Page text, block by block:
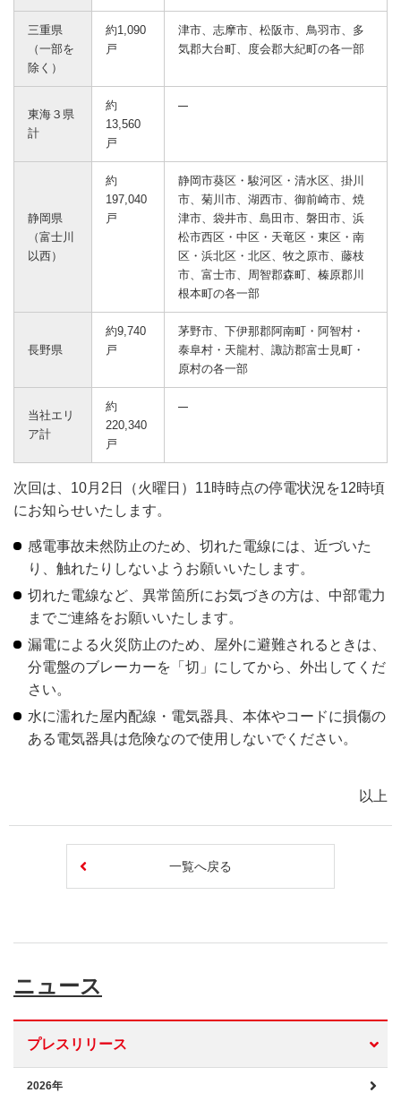
三重県
（一部を
除く）
約1,090
戸
津市、志摩市、松阪市、鳥羽市、多
気郡大台町、度会郡大紀町の各一部
東海３県
計
約
13,560
戸
静岡県
（富士川
以西）
約
197,040
戸
静岡市葵区・駿河区・清水区、掛川
市、菊川市、湖西市、御前崎市、焼
津市、袋井市、島田市、磐田市、浜
松市西区・中区・天竜区・東区・南
区・浜北区・北区、牧之原市、藤枝
市、富士市、周智郡森町、榛原郡川
根本町の各一部
長野県
約9,740
戸
茅野市、下伊那郡阿南町・阿智村・
泰阜村・天龍村、諏訪郡富士見町・
原村の各一部
当社エリ
ア計
約
220,340
戸
次回は、10月2日（火曜日）11時時点の停電状況を12時頃
にお知らせいたします。
感電事故未然防止のため、切れた電線には、近づいた
り、触れたりしないようお願いいたします。
切れた電線など、異常箇所にお気づきの方は、中部電力
までご連絡をお願いいたします。
漏電による火災防止のため、屋外に避難されるときは、
分電盤のブレーカーを「切」にしてから、外出してくだ
さい。
水に濡れた屋内配線・電気器具、本体やコードに損傷の
ある電気器具は危険なので使用しないでください。
以上
一覧へ戻る
ニュース
プレスリリース
2026年